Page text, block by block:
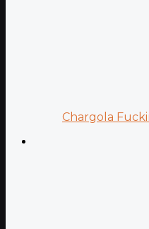
Chargola